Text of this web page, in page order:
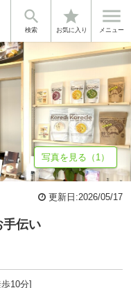

検索
star
お気に入り

メニュー
写真を見る（1）
更新日:2026/05/17
手伝い
10分]